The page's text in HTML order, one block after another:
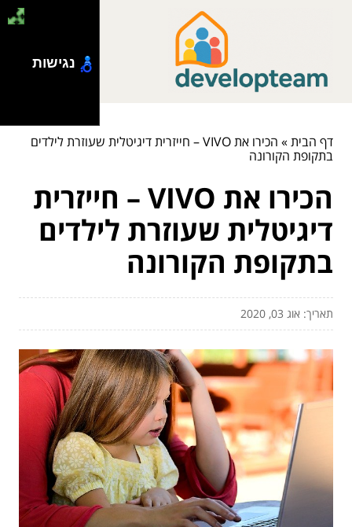
דף הבית»
הכירו את VIVO – חייזרית דיגיטלית שעוזרת לילדים
בתקופת הקורונה
הכירו את VIVO – חייזרית
דיגיטלית שעוזרת לילדים
בתקופת הקורונה
תאריך: אוג 03, 2020
נגישות